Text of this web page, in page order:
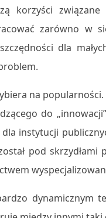
korzyści
zarówno w
dla
na
do
instytucji
pod
dynamicznym